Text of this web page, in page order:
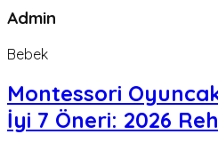
Admin
Bebek
Montessori
İyi 7 Öneri: 2026